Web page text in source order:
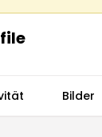
Bilder